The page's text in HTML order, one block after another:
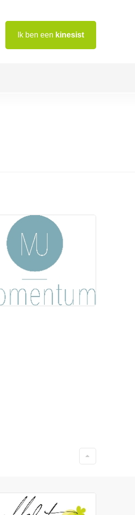
Ik ben een kinesist